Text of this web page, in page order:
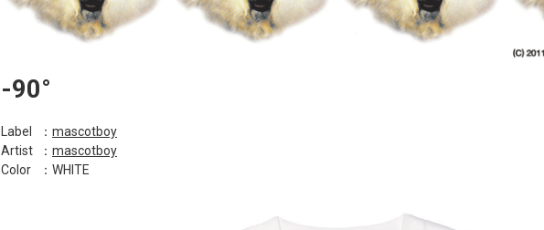
-90°
Label ： mascotboy
Artist
： mascotboy
Color
：WHITE